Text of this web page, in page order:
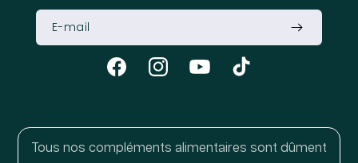
FacebookInstagramYouTube TikTok
Tous nos compléments alimentaires sont dûment